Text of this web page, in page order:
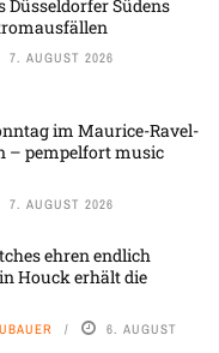
Düsseldorfer Südens
7. AUGUST 2026
im Maurice-Ravel-
– pempelfort music
7. AUGUST 2026
ehren endlich
Houck erhält die
6. AUGUST